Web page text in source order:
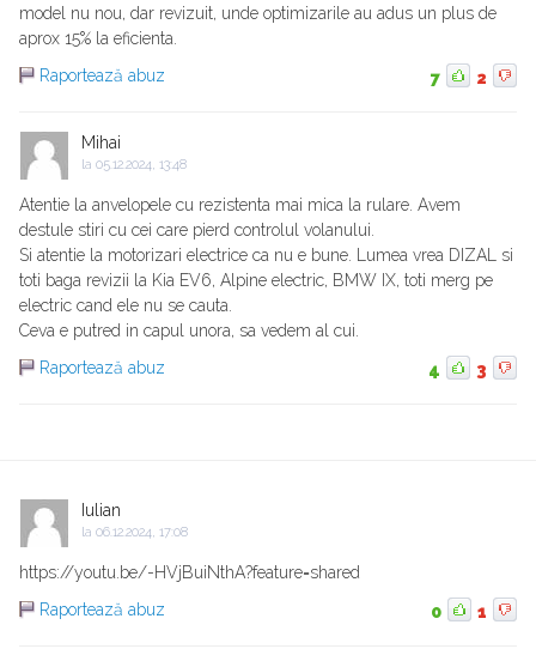
model nu nou, dar revizuit, unde optimizarile au adus un plus de
aprox 15% la eficienta.
Raportează abuz
7 2
Mihai
la 05.12.2024, 13:48
Atentie la anvelopele cu rezistenta mai mica la rulare. Avem
destule stiri cu cei care pierd controlul volanului.
Si atentie la motorizari electrice ca nu e bune. Lumea vrea DIZAL si
toti baga revizii la Kia EV6, Alpine electric, BMW IX, toti merg pe
electric cand ele nu se cauta.
Ceva e putred in capul unora, sa vedem al cui.
Raportează abuz
4 3
Iulian
la 06.12.2024, 17:08
https://youtu.be/-HVjBuiNthA?feature=shared
Raportează abuz
0 1